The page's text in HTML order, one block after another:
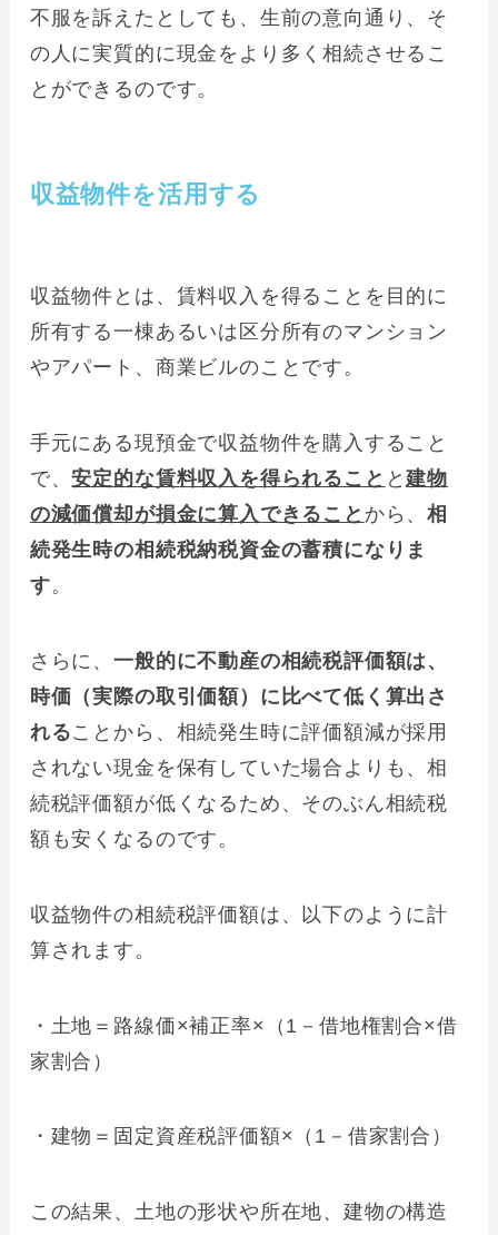
不服を訴えたとしても、生前の意向通り、そ
の人に実質的に現金をより多く相続させるこ
とができるのです。
収益物件を活用する
収益物件とは、賃料収入を得ることを目的に
所有する一棟あるいは区分所有のマンション
やアパート、商業ビルのことです。
手元にある現預金で収益物件を購入すること
で、安定的な賃料収入を得られること と建物
の減価償却が損金に算入できること から、相
続発生時の相続税納税資金の蓄積になりま
す。
さらに、一般的に不動産の相続税評価額は、
時価（実際の取引価額）に比べて低く算出さ
れることから、相続発生時に評価額減が採用
されない現金を保有していた場合よりも、相
続税評価額が低くなるため、そのぶん相続税
額も安くなるのです。
収益物件の相続税評価額は、以下のように計
算されます。
・土地＝路線価×補正率×（1－借地権割合×借
家割合）
・建物＝固定資産税評価額×（1－借家割合）
この結果、土地の形状や所在地、建物の構造